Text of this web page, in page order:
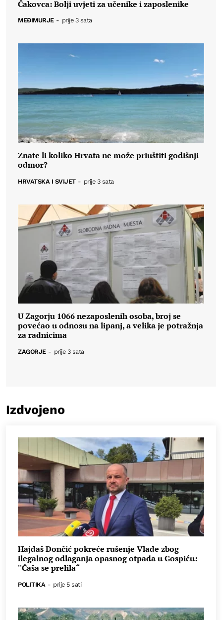
Čakovca: Bolji uvjeti za učenike i zaposlenike
MEĐIMURJE - prije 3 sata
Znate li koliko Hrvata ne može priuštiti godišnji
odmor?
HRVATSKA I SVIJET - prije 3 sata
U Zagorju 1066 nezaposlenih osoba, broj se
povećao u odnosu na lipanj, a velika je potražnja
za radnicima
ZAGORJE - prije 3 sata
Izdvojeno
Hajdaš Dončić pokreće rušenje Vlade zbog
ilegalnog odlaganja opasnog otpada u Gospiću:
''Čaša se prelila“
POLITIKA - prije 5 sati